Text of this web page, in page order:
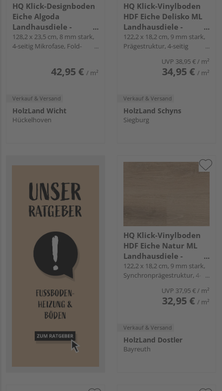
HQ Klick-Designboden
Eiche Algoda
Landhausdiele -
Piadesa CLEVER PLUS
128,2 x 23,5 cm, 8 mm stark,
4-seitig Mikrofase, Fold-
42,95 € / m²
Verkauf & Versand
HolzLand Wicht
Hückelhoven
HQ Klick-Vinylboden
HDF Eiche Delisko ML
Landhausdiele -
24mal3
122,2 x 18,2 cm, 9 mm stark,
Prägestruktur, 4-seitig
UVP 38,95 €/ m²
34,95 € / m²
Verkauf & Versand
HolzLand Schyns
Siegburg
HQ Klick-Vinylboden
HDF Eiche Natur ML
Landhausdiele -
12mal3
122,2 x 18,2 cm, 9 mm stark,
Synchronprägestruktur, 4-
UVP 37,95 €/ m²
32,95 € / m²
Verkauf & Versand
HolzLand Dostler
Bayreuth